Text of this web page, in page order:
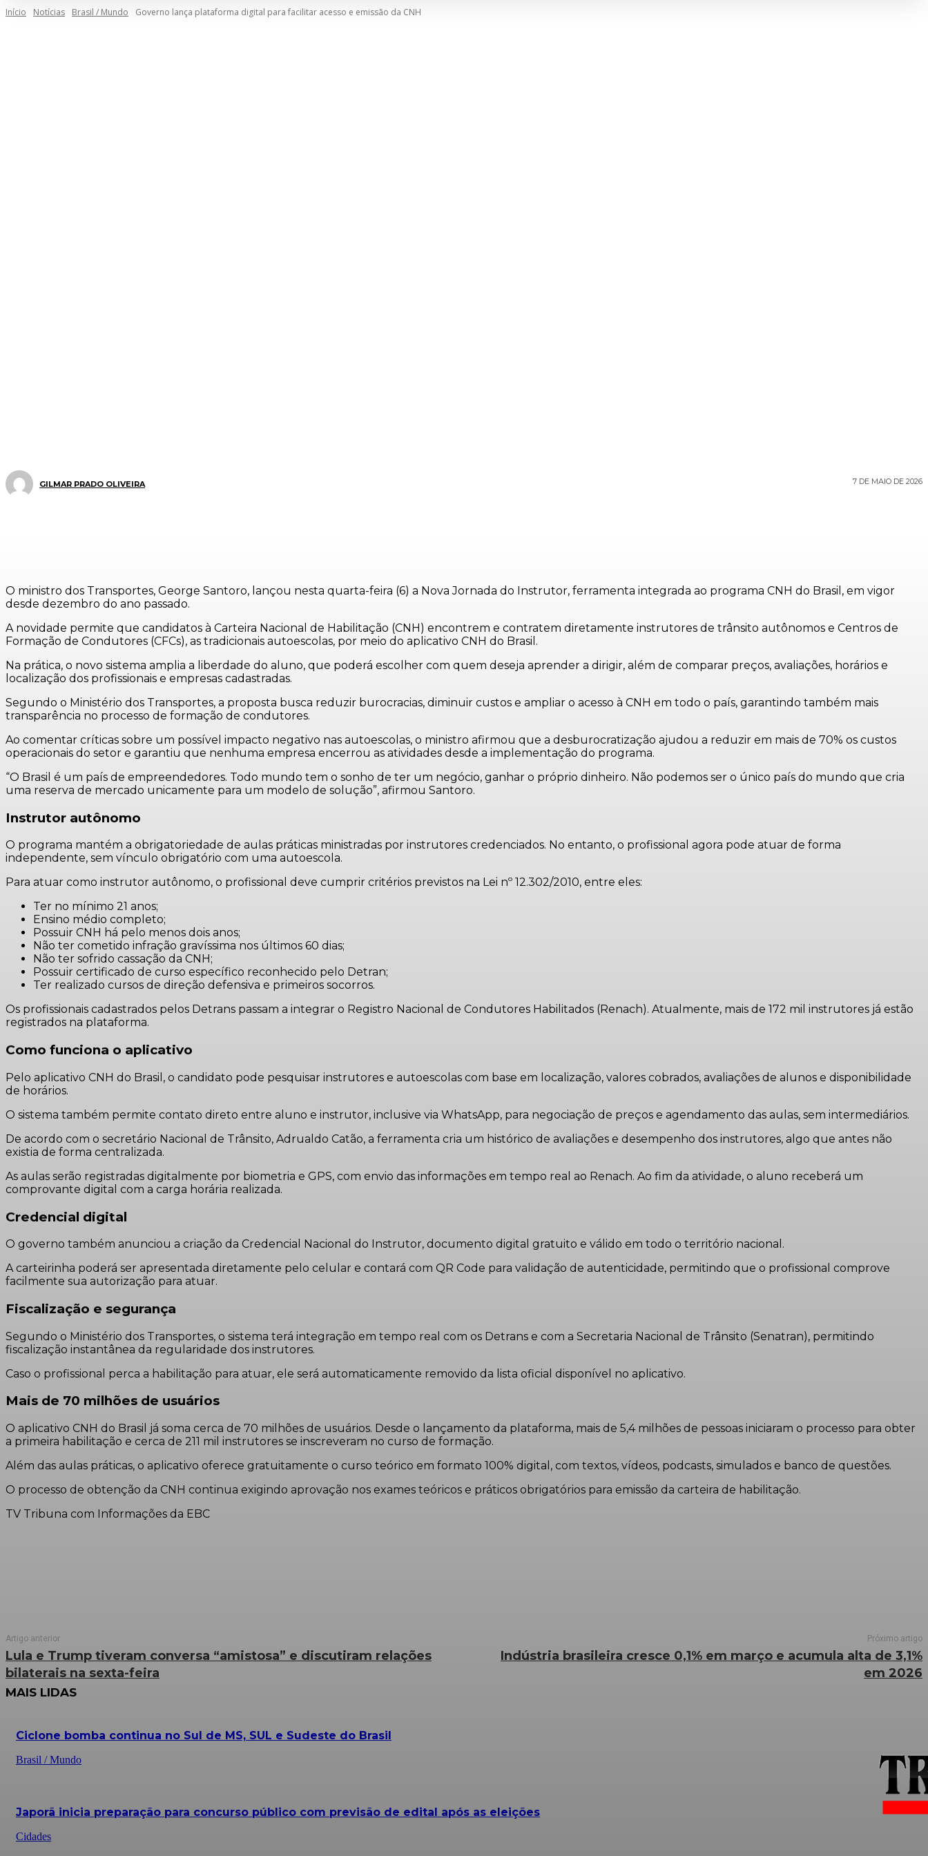
Início Notícias Brasil / Mundo Governo lança plataforma digital para facilitar acesso e emissão da CNH
GILMAR PRADO OLIVEIRA 7 DE MAIO DE 2026
O ministro dos Transportes, George Santoro, lançou nesta quarta-feira (6) a Nova Jornada do Instrutor, ferramenta integrada ao programa CNH do Brasil, em vigor
desde dezembro do ano passado.
A novidade permite que candidatos à Carteira Nacional de Habilitação (CNH) encontrem e contratem diretamente instrutores de trânsito autônomos e Centros de
Formação de Condutores (CFCs), as tradicionais autoescolas, por meio do aplicativo CNH do Brasil.
Na prática, o novo sistema amplia a liberdade do aluno, que poderá escolher com quem deseja aprender a dirigir, além de comparar preços, avaliações, horários e
localização dos profissionais e empresas cadastradas.
Segundo o Ministério dos Transportes, a proposta busca reduzir burocracias, diminuir custos e ampliar o acesso à CNH em todo o país, garantindo também mais
transparência no processo de formação de condutores.
Ao comentar críticas sobre um possível impacto negativo nas autoescolas, o ministro afirmou que a desburocratização ajudou a reduzir em mais de 70% os custos
operacionais do setor e garantiu que nenhuma empresa encerrou as atividades desde a implementação do programa.
“O Brasil é um país de empreendedores. Todo mundo tem o sonho de ter um negócio, ganhar o próprio dinheiro. Não podemos ser o único país do mundo que cria
uma reserva de mercado unicamente para um modelo de solução”, afirmou Santoro.
Instrutor autônomo
O programa mantém a obrigatoriedade de aulas práticas ministradas por instrutores credenciados. No entanto, o profissional agora pode atuar de forma
independente, sem vínculo obrigatório com uma autoescola.
Para atuar como instrutor autônomo, o profissional deve cumprir critérios previstos na Lei nº 12.302/2010, entre eles:
Ter no mínimo 21 anos;
Ensino médio completo;
Possuir CNH há pelo menos dois anos;
Não ter cometido infração gravíssima nos últimos 60 dias;
Não ter sofrido cassação da CNH;
Possuir certificado de curso específico reconhecido pelo Detran;
Ter realizado cursos de direção defensiva e primeiros socorros.
Os profissionais cadastrados pelos Detrans passam a integrar o Registro Nacional de Condutores Habilitados (Renach). Atualmente, mais de 172 mil instrutores já estão
registrados na plataforma.
Como funciona o aplicativo
Pelo aplicativo CNH do Brasil, o candidato pode pesquisar instrutores e autoescolas com base em localização, valores cobrados, avaliações de alunos e disponibilidade
de horários.
O sistema também permite contato direto entre aluno e instrutor, inclusive via WhatsApp, para negociação de preços e agendamento das aulas, sem intermediários.
De acordo com o secretário Nacional de Trânsito, Adrualdo Catão, a ferramenta cria um histórico de avaliações e desempenho dos instrutores, algo que antes não
existia de forma centralizada.
As aulas serão registradas digitalmente por biometria e GPS, com envio das informações em tempo real ao Renach. Ao fim da atividade, o aluno receberá um
comprovante digital com a carga horária realizada.
Credencial digital
O governo também anunciou a criação da Credencial Nacional do Instrutor, documento digital gratuito e válido em todo o território nacional.
A carteirinha poderá ser apresentada diretamente pelo celular e contará com QR Code para validação de autenticidade, permitindo que o profissional comprove
facilmente sua autorização para atuar.
Fiscalização e segurança
Segundo o Ministério dos Transportes, o sistema terá integração em tempo real com os Detrans e com a Secretaria Nacional de Trânsito (Senatran), permitindo
fiscalização instantânea da regularidade dos instrutores.
Caso o profissional perca a habilitação para atuar, ele será automaticamente removido da lista oficial disponível no aplicativo.
Mais de 70 milhões de usuários
O aplicativo CNH do Brasil já soma cerca de 70 milhões de usuários. Desde o lançamento da plataforma, mais de 5,4 milhões de pessoas iniciaram o processo para obter
a primeira habilitação e cerca de 211 mil instrutores se inscreveram no curso de formação.
Além das aulas práticas, o aplicativo oferece gratuitamente o curso teórico em formato 100% digital, com textos, vídeos, podcasts, simulados e banco de questões.
O processo de obtenção da CNH continua exigindo aprovação nos exames teóricos e práticos obrigatórios para emissão da carteira de habilitação.
TV Tribuna com Informações da EBC
Artigo anterior
Lula e Trump tiveram conversa “amistosa” e discutiram relações
bilaterais na sexta-feira
Próximo artigo
Indústria brasileira cresce 0,1% em março e acumula alta de 3,1%
em 2026
MAIS LIDAS
Ciclone bomba continua no Sul de MS, SUL e Sudeste do Brasil
Brasil / Mundo
Japorã inicia preparação para concurso público com previsão de edital após as eleições
Cidades